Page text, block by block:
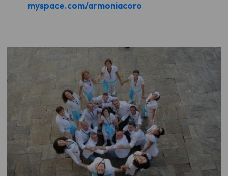
myspace.com/armoniacoro